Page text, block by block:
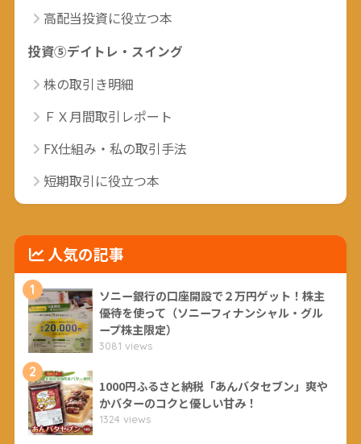
高配当投資に役立つ本
投資⑤デイトレ・スイング
株の取引き明細
ＦＸ月間取引レポート
FX仕組み・私の取引手法
短期取引に役立つ本
人気の記事
1
ソニー銀行の口座開設で２万円ゲット！株主
優待を使って（ソニーフィナンシャル・グル
ープ株主限定）
3081 views
2
1000円ふるさと納税「あんバタセブン」爽や
かバターのコクと優しい甘み！
1324 views